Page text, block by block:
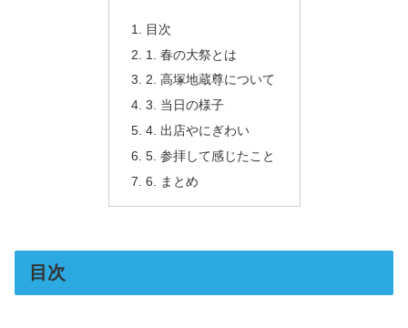
目次
1. 春の大祭とは
2. 高塚地蔵尊について
3. 当日の様子
4. 出店やにぎわい
5. 参拝して感じたこと
6. まとめ
目次